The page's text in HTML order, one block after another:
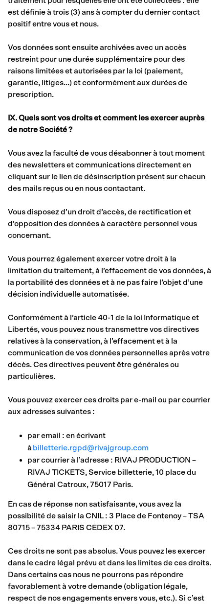
est définie à trois (3) ans à compter du dernier contact
positif entre vous et nous.
Vos données sont ensuite archivées avec un accès
restreint pour une durée supplémentaire pour des
raisons limitées et autorisées par la loi (paiement,
garantie, litiges…) et conformément aux durées de
prescription.
IX. Quels sont vos droits et comment les exercer auprès
de notre Société ?
Vous avez la faculté de vous désabonner à tout moment
des newsletters et communications directement en
cliquant sur le lien de désinscription présent sur chacun
des mails reçus ou en nous contactant.
Vous disposez d’un droit d’accès, de rectification et
d’opposition des données à caractère personnel vous
concernant.
Vous pourrez également exercer votre droit à la
limitation du traitement, à l’effacement de vos données, à
la portabilité des données et à ne pas faire l’objet d’une
décision individuelle automatisée.
Conformément à l’article 40-1 de la loi Informatique et
Libertés, vous pouvez nous transmettre vos directives
relatives à la conservation, à l’effacement et à la
communication de vos données personnelles après votre
décès. Ces directives peuvent être générales ou
particulières.
Vous pouvez exercer ces droits par e-mail ou par courrier
aux adresses suivantes :
par email : en écrivant
à billetterie.rgpd@rivajgroup.com
par courrier à l’adresse : RIVAJ PRODUCTION –
RIVAJ TICKETS, Service billetterie, 10 place du
Général Catroux, 75017 Paris.
En cas de réponse non satisfaisante, vous avez la
possibilité de saisir la CNIL : 3 Place de Fontenoy – TSA
80715 – 75334 PARIS CEDEX 07.
Ces droits ne sont pas absolus. Vous pouvez les exercer
dans le cadre légal prévu et dans les limites de ces droits.
Dans certains cas nous ne pourrons pas répondre
favorablement à votre demande (obligation légale,
respect de nos engagements envers vous, etc.). Si c’est